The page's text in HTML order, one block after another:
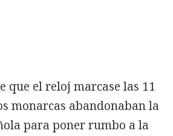
que el reloj marcase las 11
monarcas abandonaban la
para poner rumbo a la